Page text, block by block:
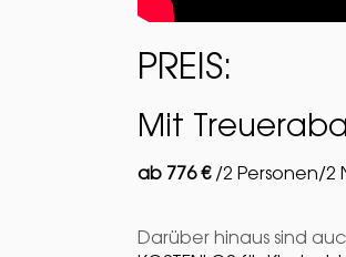
PREIS:
Mit
ab 776 €/2 Personen/2
Darüber hinaus sind